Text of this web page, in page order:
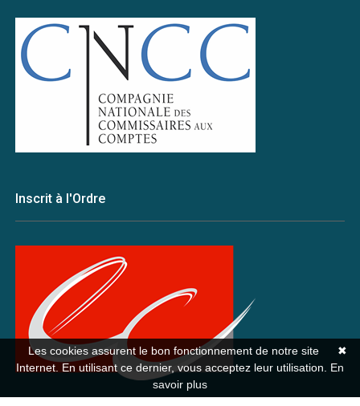
Inscrit à l'Ordre
✖
Les cookies assurent le bon fonctionnement de notre site
Internet. En utilisant ce dernier, vous acceptez leur utilisation. En
savoir plus